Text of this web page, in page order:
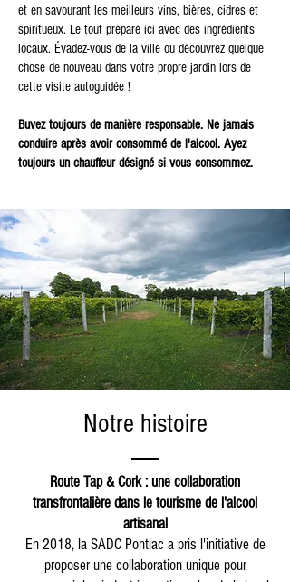
et en savourant les meilleurs vins, bières, cidres et
spiritueux. Le tout préparé ici avec des ingrédients
locaux. Évadez-vous de la ville ou découvrez quelque
chose de nouveau dans votre propre jardin lors de
cette visite autoguidée !
Buvez toujours de manière responsable. Ne jamais
conduire après avoir consommé de l'alcool. Ayez
toujours un chauffeur désigné si vous consommez.
Notre histoire
Route Tap & Cork : une collaboration
transfrontalière dans le tourisme de l'alcool
artisanal
En 2018, la SADC Pontiac a pris l'initiative de
proposer une collaboration unique pour